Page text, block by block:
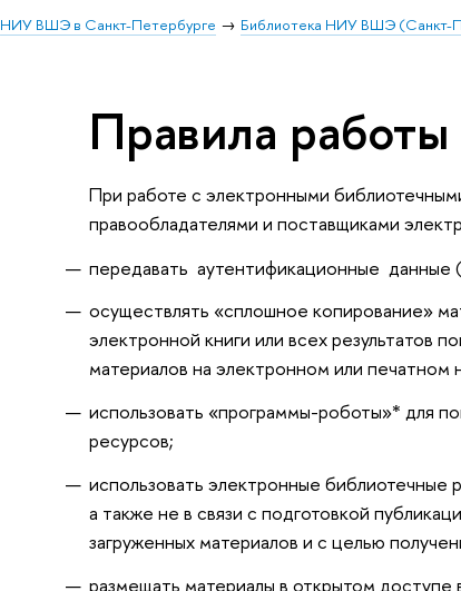
НИУ ВШЭ в Санкт-Петербурге Библиотека НИУ ВШЭ (Санкт-
Правила
При работе с электронными
правообладателями и поставщиками
передавать аутентификационные данные
осуществлять «сплошное копирование»
электронной книги или всех результатов
материалов на электронном или
использовать «программы-роботы»* для
ресурсов;
использовать электронные библиотечные
а также не в связи с подготовкой
загруженных материалов и с целью
размещать материалы в открытом доступе